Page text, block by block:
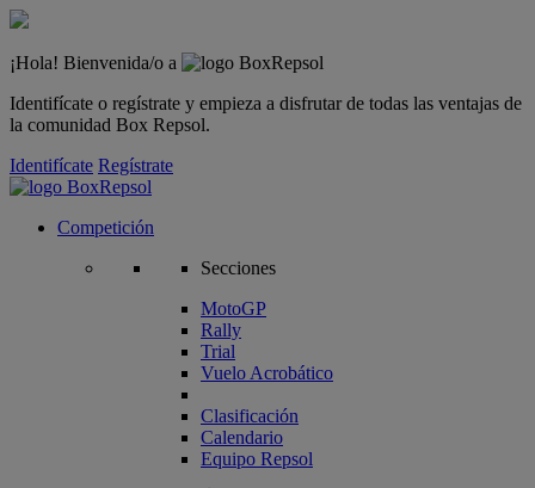
¡Hola! Bienvenida/o a
Identifícate o regístrate y empieza a disfrutar de todas las ventajas de
la comunidad Box Repsol.
Identifícate Regístrate
Competición
Secciones
MotoGP
Rally
Trial
Vuelo Acrobático
Clasificación
Calendario
Equipo Repsol